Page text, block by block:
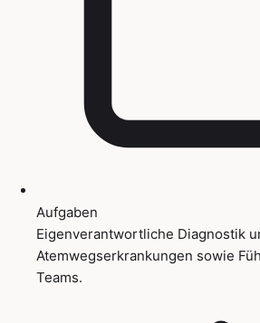
Aufgaben
Eigenverantwortliche Diagnostik
Atemwegserkrankungen sowie
Teams.